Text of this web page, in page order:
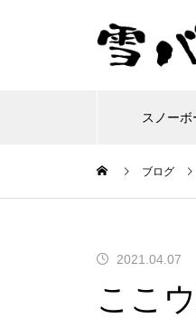
スノー
ブログ
2021.04.07
ここ